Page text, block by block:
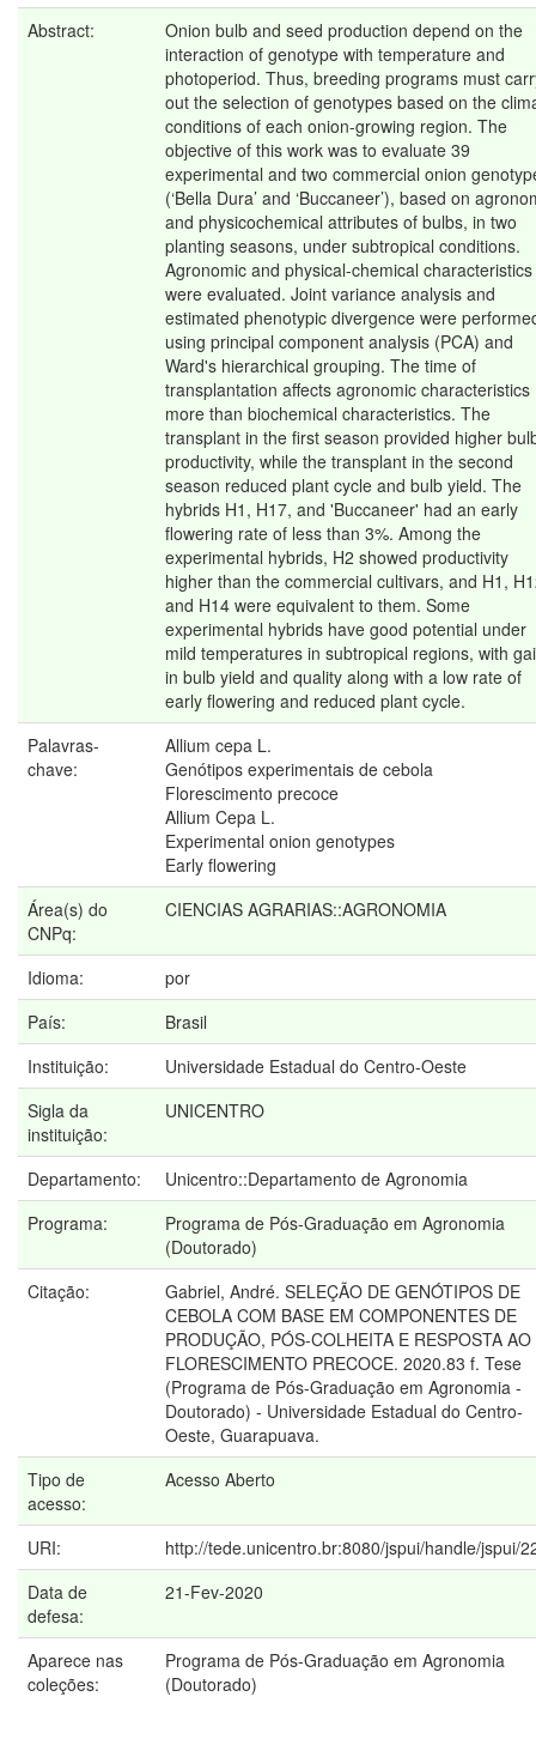
Abstract:
Onion bulb and seed production depend on the
interaction of genotype with temperature and
photoperiod. Thus, breeding programs must
out the selection of genotypes based on the
conditions of each onion-growing region. The
objective of this work was to evaluate 39
experimental and two commercial onion
(‘Bella Dura’ and ‘Buccaneer’), based on
and physicochemical attributes of bulbs, in two
planting seasons, under subtropical conditions.
Agronomic and physical-chemical characteristics
were evaluated. Joint variance analysis and
estimated phenotypic divergence were
using principal component analysis (PCA) and
Ward's hierarchical grouping. The time of
transplantation affects agronomic characteristics
more than biochemical characteristics. The
transplant in the first season provided higher
productivity, while the transplant in the second
season reduced plant cycle and bulb yield. The
hybrids H1, H17, and 'Buccaneer' had an early
flowering rate of less than 3%. Among the
experimental hybrids, H2 showed productivity
higher than the commercial cultivars, and H1,
and H14 were equivalent to them. Some
experimental hybrids have good potential under
mild temperatures in subtropical regions, with
in bulb yield and quality along with a low rate of
early flowering and reduced plant cycle.
Palavras-
chave:
Allium cepa L.
Genótipos experimentais de cebola
Florescimento precoce
Allium Cepa L.
Experimental onion genotypes
Early flowering
Área(s) do
CNPq:
CIENCIAS AGRARIAS::AGRONOMIA
Idioma:
por
País:
Brasil
Instituição:
Universidade Estadual do Centro-Oeste
Sigla da
instituição:
UNICENTRO
Departamento:
Unicentro::Departamento de Agronomia
Programa:
Programa de Pós-Graduação em Agronomia
(Doutorado)
Citação:
Gabriel, André. SELEÇÃO DE GENÓTIPOS DE
CEBOLA COM BASE EM COMPONENTES DE
PRODUÇÃO, PÓS-COLHEITA E RESPOSTA AO
FLORESCIMENTO PRECOCE. 2020.83 f. Tese
(Programa de Pós-Graduação em Agronomia -
Doutorado) - Universidade Estadual do Centro-
Oeste, Guarapuava.
Tipo de
acesso:
Acesso Aberto
URI:
http://tede.unicentro.br:8080/jspui/handle/jspui/
Data de
defesa:
21-Fev-2020
Aparece nas
coleções:
Programa de Pós-Graduação em Agronomia
(Doutorado)